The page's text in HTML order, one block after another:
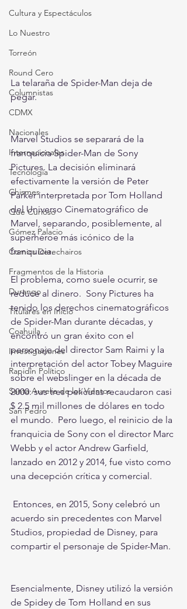
Cultura y Espectáculos
Lo Nuestro
Torreón
Round Cero
Columnistas
CDMX
Nacionales
Internacionales
Tecnología
Chismes
Qué Curioso
Gómez Palacio
Comics Derechairos
Fragmentos de la Historia
Durango
Titulares en Inicio
Coahuila
Investigaciones
Rapidín Político
Santa Aurelia de los Vientos
San Pedro
La telaraña de Spider-Man deja de
pegar.
Marvel Studios se separará de la
franquicia Spider-Man de Sony
Pictures. La decisión eliminará
efectivamente la versión de Peter
Parker interpretada por Tom Holland
del Universo Cinematográfico de
Marvel, separando, posiblemente, al
superhéroe más icónico de la
franquicia.
El problema, como suele ocurrir, se
reduce al dinero.  Sony Pictures ha
tenido los derechos cinematográficos
de Spider-Man durante décadas, y
encontró un gran éxito con el
personaje del director Sam Raimi y la
interpretación del actor Tobey Maguire
sobre el webslinger en la década de
2000: sus tres películas recaudaron casi
$ 2.5 mil millones de dólares en todo
el mundo.  Pero luego, el reinicio de la
franquicia de Sony con el director Marc
Webb y el actor Andrew Garfield,
lanzado en 2012 y 2014, fue visto como
una decepción crítica y comercial.
acuerdo sin precedentes con Marvel
Studios, propiedad de Disney, para
compartir el personaje de Spider-Man.
Esencialmente, Disney utilizó la versión
de Spidey de Tom Holland en sus